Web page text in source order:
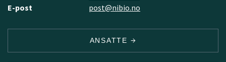
E-post
post@nibio.no
ANSATTE